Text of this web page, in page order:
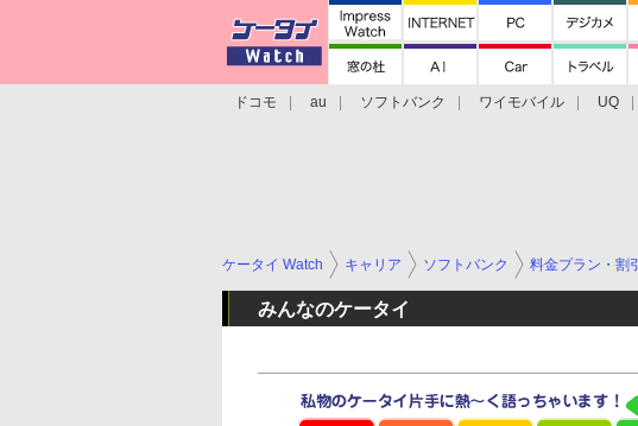
ドコモ au ソフトバンク ワイモバイル UQ
ケータイ Watch キャリア ソフトバンク 料金プラン・割引
みんなのケータイ